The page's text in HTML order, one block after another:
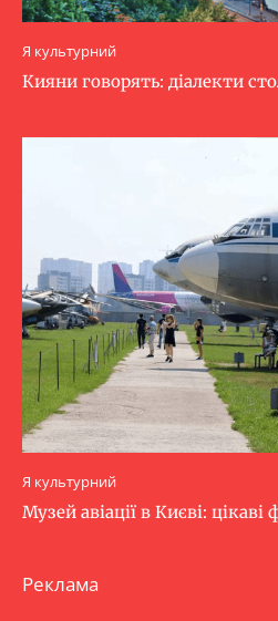
Я культурний
Кияни говорять: діалекти
Я культурний
Музей авіації в Києві:
Реклама